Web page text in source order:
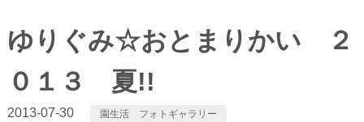
ゆりぐみ☆おとまりかい ２
０１３ 夏!!
2013-07-30 園生活 フォトギャラリー